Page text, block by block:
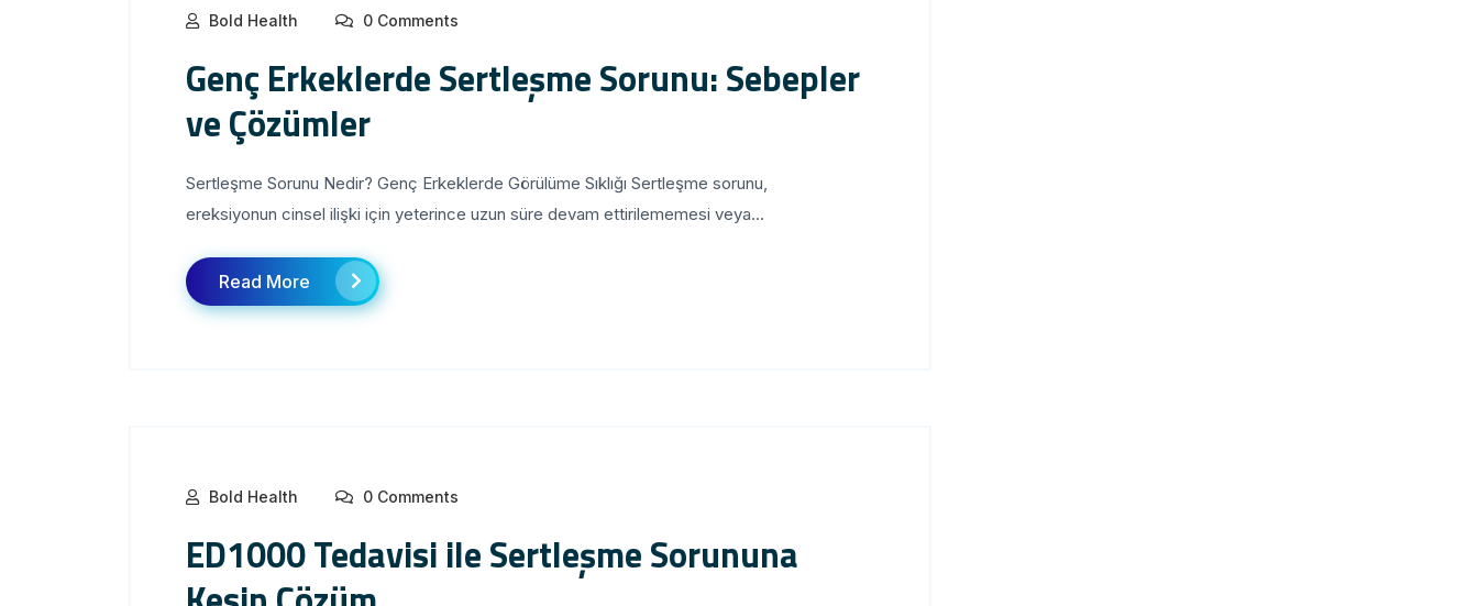
Bold Health 0 Comments
Genç Erkeklerde Sertleşme Sorunu: Sebepler
ve Çözümler
Sertleşme Sorunu Nedir? Genç Erkeklerde Görülüme Sıklığı Sertleşme sorunu,
ereksiyonun cinsel ilişki için yeterince uzun süre devam ettirilememesi veya...
Read More
Bold Health 0 Comments
ED1000 Tedavisi ile Sertleşme Sorununa